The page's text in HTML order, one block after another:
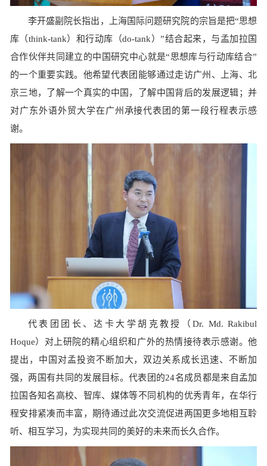
李开盛副院长指出，上海国际问题研究院的宗旨是把“思想
库（think-tank）和行动库（do-tank ）”结合起来，与孟加拉国
合作伙伴共同建立的中国研究中心就是“思想库与行动库结合”
的一个重要实践。他希望代表团能够通过走访广州、上海、北
京三地，了解一个真实的中国，了解中国背后的发展逻辑；并
对广东外语外贸大学在广州承接代表团的第一段行程表示感
谢。
代表团团长、达卡大学胡克教授（Dr. Md. Rakibul
Hoque）对上研院的精心组织和广外的热情接待表示感谢。他
提出，中国对孟投资不断加大，双边关系成长迅速、不断加
强，两国有共同的发展目标。代表团的24名成员都是来自孟加
拉国各知名高校、智库、媒体等不同机构的优秀青年，在华行
程安排紧凑而丰富，期待通过此次交流促进两国更多地相互聆
听、相互学习，为实现共同的美好的未来而长久合作。